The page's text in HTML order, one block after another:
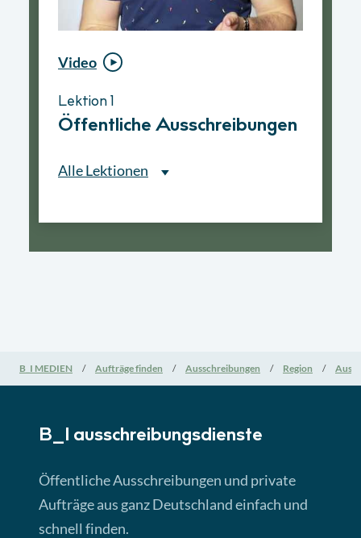
Video
Lektion 1
Öffentliche Ausschreibungen
Alle Lektionen
Ablauf eines
Lektion 1
Nationale Verfahrensarten
Lektion 3
► 4:31 Min
B_I MEDIEN Aufträge finden Ausschreibungen Region
B_I ausschreibungs­dienste
Öffentliche Ausschreibungen und private
Aufträge aus ganz Deutschland einfach und
schnell finden.